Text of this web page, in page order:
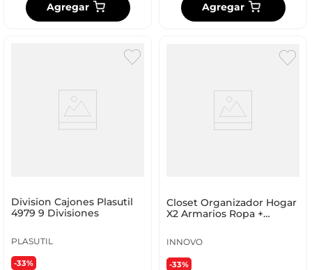
Agregar Agregar
Division Cajones Plasutil
4979 9 Divisiones
PLASUTIL
-33%
Closet Organizador Hogar
X2 Armarios Ropa +
INNOVO
-33%